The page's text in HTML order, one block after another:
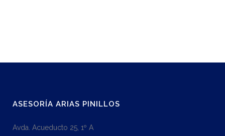
ASESORÍA ARIAS PINILLOS
Avda. Acueducto 25, 1º A